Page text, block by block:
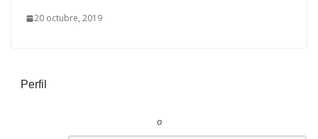
20 octubre, 2019
Perfil
o